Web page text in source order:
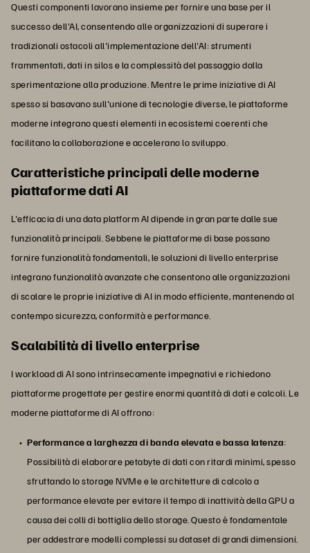
Questi componenti lavorano insieme per fornire una base per il
successo dell'AI, consentendo alle organizzazioni di superare i
tradizionali ostacoli all'implementazione dell'AI: strumenti
frammentati, dati in silos e la complessità del passaggio dalla
sperimentazione alla produzione. Mentre le prime iniziative di AI
spesso si basavano sull'unione di tecnologie diverse, le piattaforme
moderne integrano questi elementi in ecosistemi coerenti che
facilitano la collaborazione e accelerano lo sviluppo.
Caratteristiche principali delle moderne
piattaforme dati AI
L'efficacia di una data platform AI dipende in gran parte dalle sue
funzionalità principali. Sebbene le piattaforme di base possano
fornire funzionalità fondamentali, le soluzioni di livello enterprise
integrano funzionalità avanzate che consentono alle organizzazioni
di scalare le proprie iniziative di AI in modo efficiente, mantenendo al
contempo sicurezza, conformità e performance.
Scalabilità di livello enterprise
I workload di AI sono intrinsecamente impegnativi e richiedono
piattaforme progettate per gestire enormi quantità di dati e calcoli. Le
moderne piattaforme di AI offrono:
Performance a larghezza di banda elevata e bassa latenza:
Possibilità di elaborare petabyte di dati con ritardi minimi, spesso
sfruttando lo storage NVMe e le architetture di calcolo a
performance elevate per evitare il tempo di inattività della GPU a
causa dei colli di bottiglia dello storage. Questo è fondamentale
per addestrare modelli complessi su dataset di grandi dimensioni.